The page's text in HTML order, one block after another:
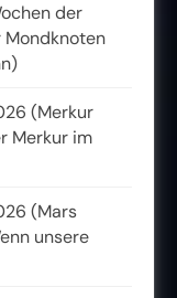
der
Mondknoten
(Merkur
Merkur im
(Mars
unsere